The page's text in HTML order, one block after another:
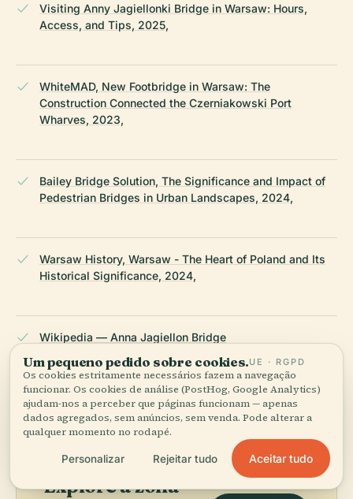
Visiting Anny Jagiellonki Bridge in Warsaw: Hours,
Access, and Tips, 2025,
WhiteMAD, New Footbridge in Warsaw: The
Construction Connected the Czerniakowski Port
Wharves, 2023,
Bailey Bridge Solution, The Significance and Impact of
Pedestrian Bridges in Urban Landscapes, 2024,
Warsaw History, Warsaw - The Heart of Poland and Its
Historical Significance, 2024,
Wikipedia — Anna Jagiellon Bridge
APRIL 2026
Pesquisado a partir da Wikidata, Wikipédia e fontes oficiais ·
verificado ·Como fazemos os nossos guias →
Explore a zona
Um pequeno pedido sobre cookies.UE · RGPD
Os cookies estritamente necessários fazem a navegação
funcionar. Os cookies de análise (PostHog, Google Analytics)
ajudam-nos a perceber que páginas funcionam — apenas
dados agregados, sem anúncios, sem venda. Pode alterar a
qualquer momento no rodapé.
Personalizar Rejeitar tudo Aceitar tudo